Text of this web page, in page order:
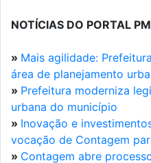
NOTÍCIAS DO PORTAL
» Mais agilidade:
área de planejamento
» Prefeitura moderniza
urbana do município
» Inovação e
vocação de Contagem
» Contagem abre